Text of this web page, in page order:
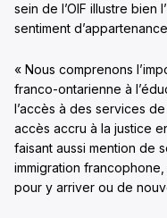
sein de l’OIF illustre bien
sentiment
« Nous comprenons
franco-ontarienne à
l’accès à des services
accès accru à la justice
faisant aussi mention de
immigration
pour y arriver ou de